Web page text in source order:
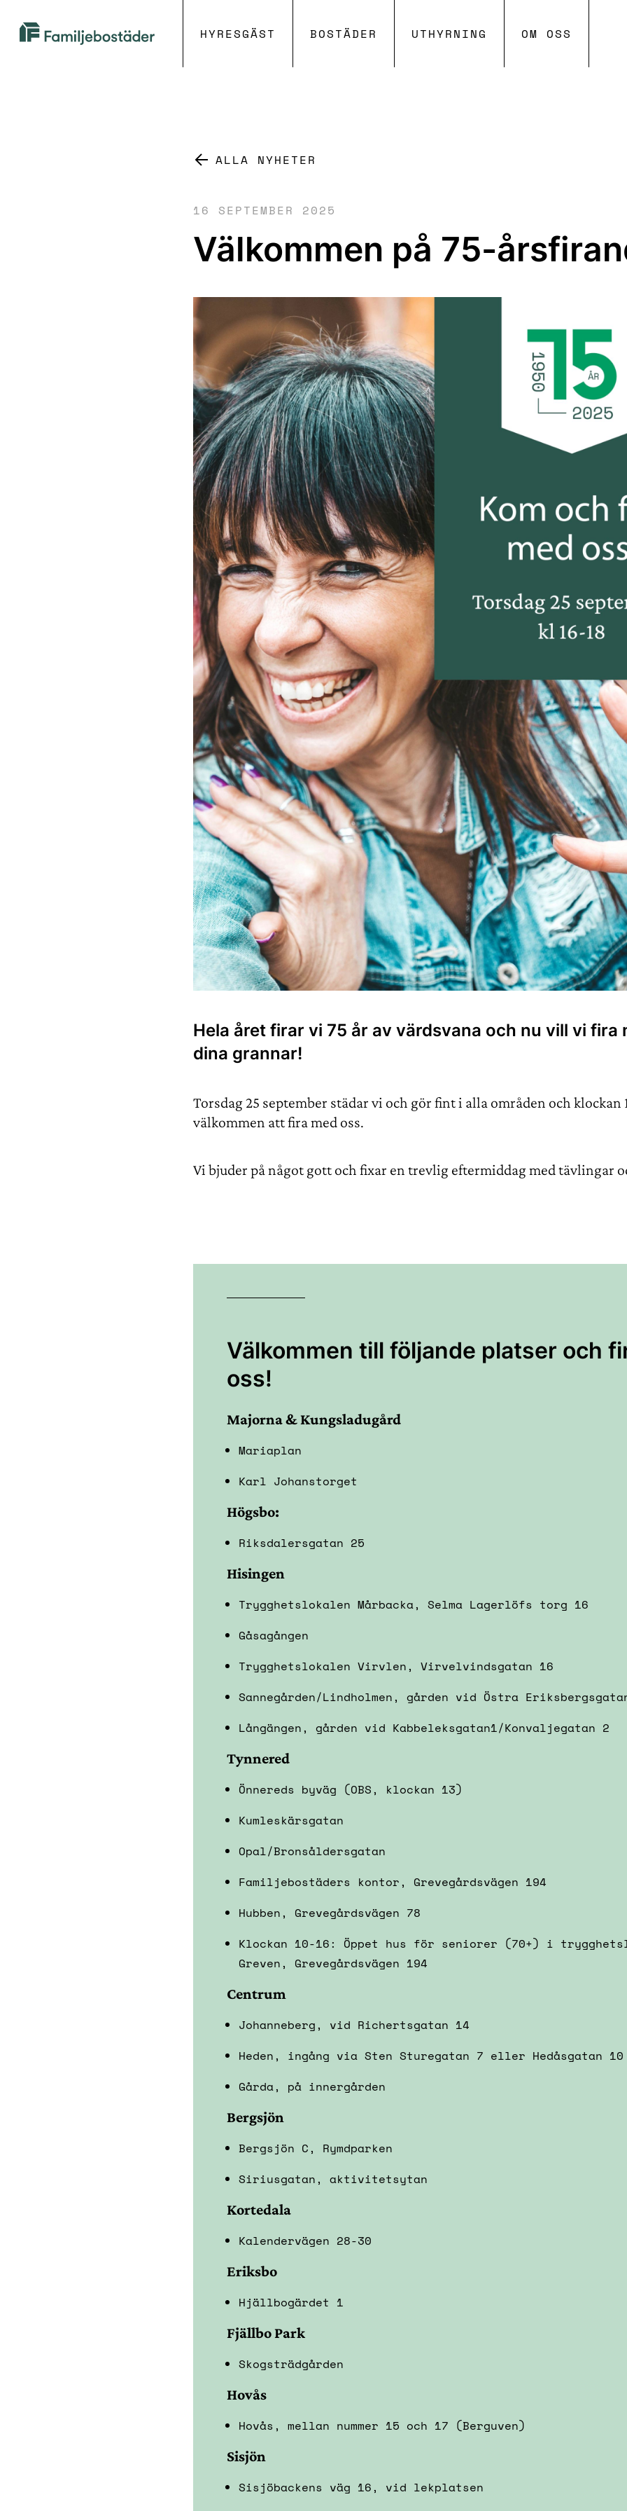
Familjebostäder
HYRESGÄST BOSTÄDER UTHYRNING OM OSS
ALLA NYHETER
16 SEPTEMBER 2025
Välkommen på 75-
Hela året firar vi 75 år av värdsvana och nu vill vi fira
dina grannar!
Torsdag 25 september städar vi och gör fint i alla områden och klockan
välkommen att fira med oss.
Vi bjuder på något gott och fixar en trevlig eftermiddag med tävlingar
Välkommen till följande platser och
oss!
Majorna & Kungsladugård
Mariaplan
Karl Johanstorget
Högsbo:
Riksdalersgatan 25
Hisingen
Trygghetslokalen Mårbacka, Selma Lagerlöfs torg 16
Gåsagången
Trygghetslokalen Virvlen, Virvelvindsgatan 16
Sannegården/Lindholmen, gården vid Östra
Långängen, gården vid Kabbeleksgatan1/Konvaljegatan 2
Tynnered
Önnereds byväg (OBS, klockan 13)
Kumleskärsgatan
Opal/Bronsåldersgatan
Familjebostäders kontor, Grevegårdsvägen 194
Hubben, Grevegårdsvägen 78
Klockan 10-16: Öppet hus för seniorer (70+) i
Greven, Grevegårdsvägen 194
Centrum
Johanneberg, vid Richertsgatan 14
Heden, ingång via Sten Sturegatan 7 eller Hedåsgatan 10
Gårda, på innergården
Bergsjön
Bergsjön C, Rymdparken
Siriusgatan, aktivitetsytan
Kortedala
Kalendervägen 28-30
Eriksbo
Hjällbogärdet 1
Fjällbo Park
Skogsträdgården
Hovås
Hovås, mellan nummer 15 och 17 (Berguven)
Sisjön
Sisjöbackens väg 16, vid lekplatsen